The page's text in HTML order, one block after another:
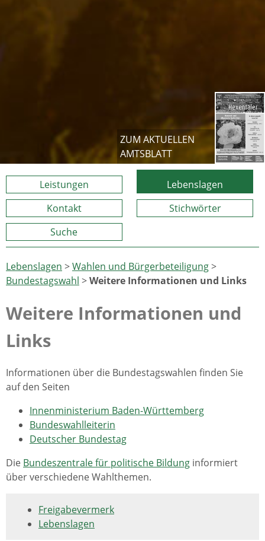
ZUM AKTUELLEN
AMTSBLATT
Leistungen
Lebenslagen
Kontakt
Stichwörter
Suche
Lebenslagen >Wahlen und Bürgerbeteiligung>
Bundestagswahl >Weitere Informationen und Links
Weitere Informationen und
Links
Informationen über die Bundestagswahlen finden Sie
auf den Seiten
Innenministerium Baden-Württemberg
Bundeswahlleiterin
Deutscher Bundestag
Die Bundeszentrale für politische Bildung informiert
über verschiedene Wahlthemen.
Freigabevermerk
Lebenslagen